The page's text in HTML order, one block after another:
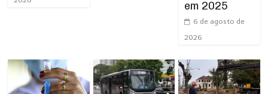
em 2025
6 de agosto de
2026